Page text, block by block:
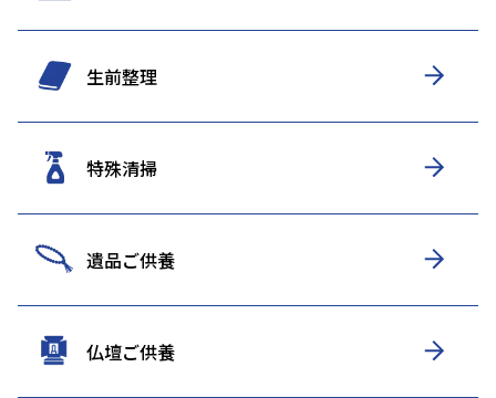
生前整理
特殊清掃
遺品ご供養
仏壇ご供養